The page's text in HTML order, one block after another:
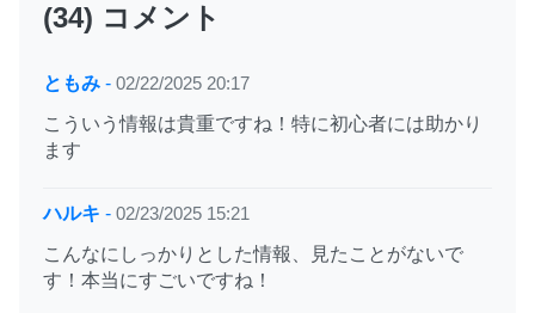
(34) コメント
ともみ - 02/22/2025 20:17
こういう情報は貴重ですね！特に初心者には助かり
ます
ハルキ - 02/23/2025 15:21
こんなにしっかりとした情報、見たことがないで
す！本当にすごいですね！